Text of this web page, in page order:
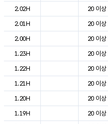
2.02H
20 이상
2.01H
20 이상
2.00H
20 이상
1.23H
20 이상
1.22H
20 이상
1.21H
20 이상
1.20H
20 이상
1.19H
20 이상